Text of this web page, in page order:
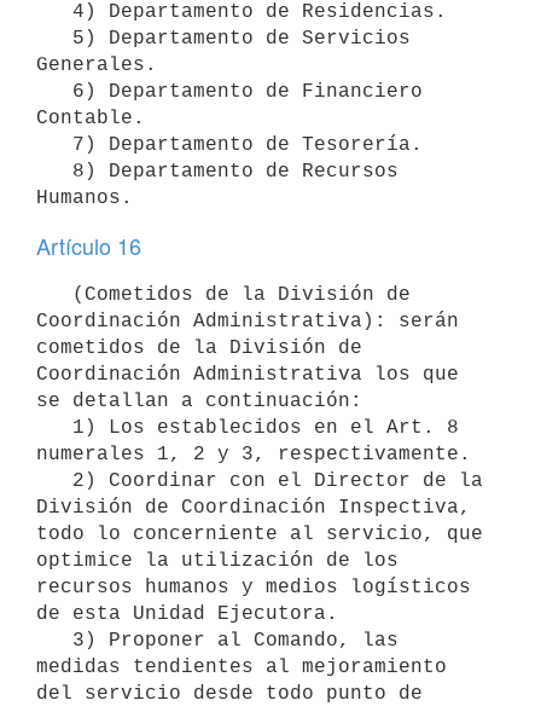
Generales.
Contable.
Artículo 16
Coordinación Administrativa): serán
cometidos de la División de
Coordinación Administrativa los que
se detallan a continuación:
numerales 1, 2 y 3, respectivamente.
División de Coordinación Inspectiva,
todo lo concerniente al servicio, que
optimice la utilización de los
recursos humanos y medios logísticos
de esta Unidad Ejecutora.
medidas tendientes al mejoramiento
del servicio desde todo punto de